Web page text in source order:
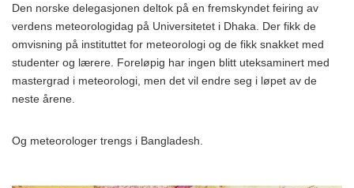
Den norske delegasjonen deltok på en fremskyndet feiring av
verdens meteorologidag på Universitetet i Dhaka. Der fikk de
omvisning på instituttet for meteorologi og de fikk snakket med
studenter og lærere. Foreløpig har ingen blitt uteksaminert med
mastergrad i meteorologi, men det vil endre seg i løpet av de
neste årene.
Og meteorologer trengs i Bangladesh.